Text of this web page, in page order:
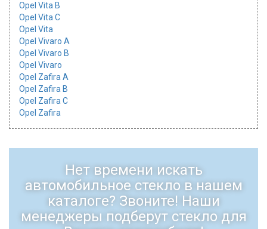
Opel Vita B
Opel Vita C
Opel Vita
Opel Vivaro A
Opel Vivaro B
Opel Vivaro
Opel Zafira A
Opel Zafira B
Opel Zafira C
Opel Zafira
Нет времени искать
автомобильное стекло в нашем
каталоге? Звоните! Наши
менеджеры подберут стекло для